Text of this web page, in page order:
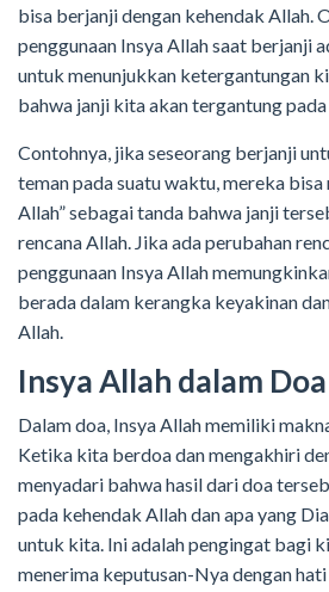
bisa berjanji dengan kehendak Allah.
penggunaan Insya Allah saat berjanji
untuk menunjukkan ketergantungan
bahwa janji kita akan tergantung
Contohnya, jika seseorang berjanji
teman pada suatu waktu, mereka bisa
Allah” sebagai tanda bahwa janji
rencana Allah. Jika ada perubahan
penggunaan Insya Allah
berada dalam kerangka keyakinan
Allah.
Insya Allah dalam Doa
Dalam doa, Insya Allah memiliki
Ketika kita berdoa dan mengakhiri
menyadari bahwa hasil dari doa
pada kehendak Allah dan apa yang
untuk kita. Ini adalah pengingat bagi
menerima keputusan-Nya dengan hati